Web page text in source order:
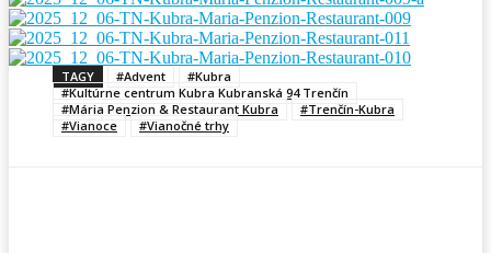
TAGY #Advent
#Kubra
#Kultúrne centrum Kubra Kubranská 94 Trenčín
#Mária Penzion & Restaurant Kubra
#Trenčín-Kubra
#Vianoce
#Vianočné trhy